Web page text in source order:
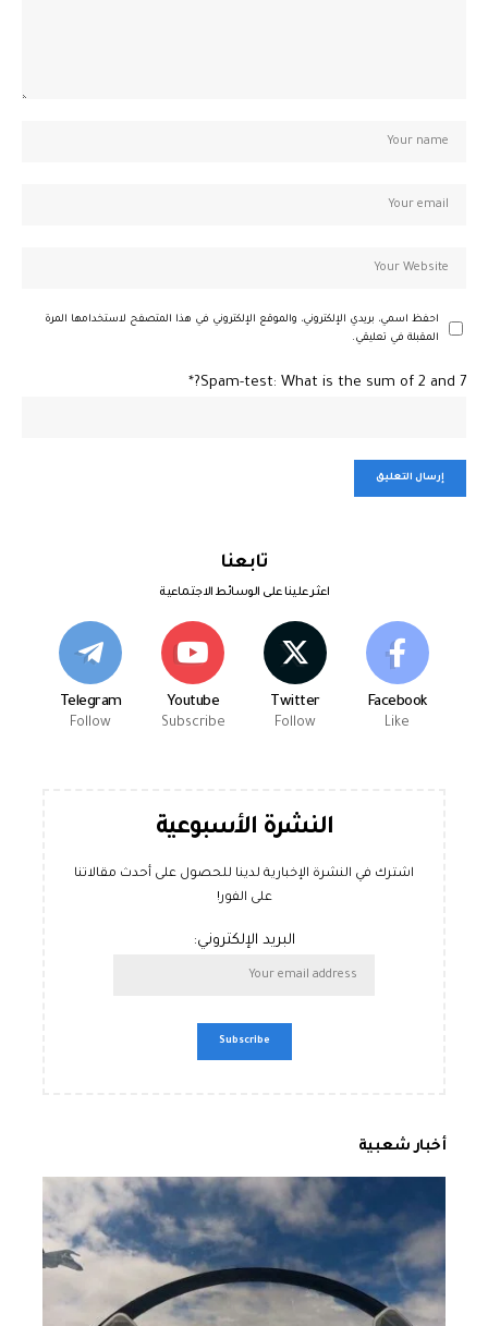
احفظ اسمي، بريدي الإلكتروني، والموقع الإلكتروني في هذا المتصفح لاستخدامها المرة
المقبلة في تعليقي.
Spam-test: What is the sum of 2 and 7?*
تابعنا
اعثر علينا على الوسائط الاجتماعية
Facebook
Like
Twitter
Follow
Youtube
Subscribe
Telegram
Follow
النشرة الأسبوعية
اشترك في النشرة الإخبارية لدينا للحصول على أحدث مقالاتنا
على الفور!
البريد الإلكتروني:
أخبار شعبية